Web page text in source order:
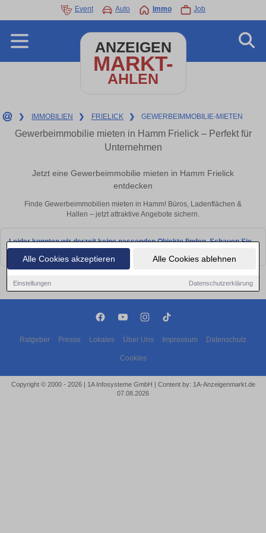
Alle Cookies akzeptieren Alle Cookies ablehnen
Einstellungen Datenschutzerklärung
Event Auto Immo Job
ANZEIGEN
MARKT-
AHLEN
❯ IMMOBILIEN ❯ FRIELICK ❯ GEWERBEIMMOBILIE-MIETEN
Gewerbeimmobilie mieten in Hamm Frielick – Perfekt für
Unternehmen
Jetzt eine Gewerbeimmobilie mieten in Hamm Frielick
entdecken
Finde Gewerbeimmobilien mieten in Hamm! Büros, Ladenflächen &
Hallen – jetzt attraktive Angebote sichern.
Leider konnten wir derzeit keine passenden Objekte finden. Schauen Sie
Ratgeber Presse Lokales Über Uns Impressum Datenschutz
Cookies
Copyright © 2000 - 2026 | 1A Infosysteme GmbH | Content by: 1A-Anzeigenmarkt.de
07.08.2026